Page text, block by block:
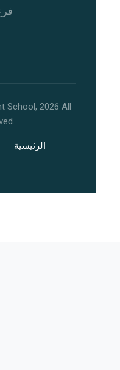
School, 2026 All
الرئيسية